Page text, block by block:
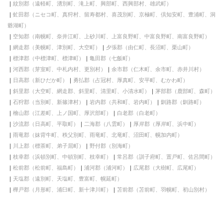
紋別郡（遠軽町、湧別町、滝上町、興部町、西興部村、雄武町）
虻田郡（ニセコ町、真狩村、留寿都村、喜茂別町、京極町、倶知安町、豊浦町、洞
爺湖町）
空知郡（南幌町、奈井江町、上砂川町、上富良野町、中富良野町、南富良野町）
網走郡（美幌町、津別町、大空町）
夕張郡（由仁町、長沼町、栗山町）
標津郡（中標津町、標津町）
亀田郡（七飯町）
河西郡（芽室町、中札内村、更別村）
余市郡（仁木町、余市町、赤井川村）
日高郡（新ひだか町）
勇払郡（占冠村、厚真町、安平町、むかわ町）
斜里郡（大空町、網走郡、斜里町、清里町、小清水町）
茅部郡（鹿部町、森町）
石狩郡（当別町、新篠津村）
岩内郡（共和町、岩内町）
釧路郡（釧路町）
檜山郡（江差町、上ノ国町、厚沢部町）
白老郡（白老町）
沙流郡（日高町、平取町）
二海郡（八雲町）
厚岸郡（厚岸町、浜中町）
雨竜郡（妹背牛町、秩父別町、雨竜町、北竜町、沼田町、幌加内町）
川上郡（標茶町、弟子屈町）
野付郡（別海町）
枝幸郡（浜頓別町、中頓別町、枝幸町）
常呂郡（訓子府町、置戸町、佐呂間町）
松前郡（松前町、福島町）
浦河郡（浦河町）
広尾郡（大樹町、広尾町）
天塩郡（遠別町、天塩町、豊富町、幌延町）
樺戸郡（月形町、浦臼町、新十津川町）
苫前郡（苫前町、羽幌町、初山別村）